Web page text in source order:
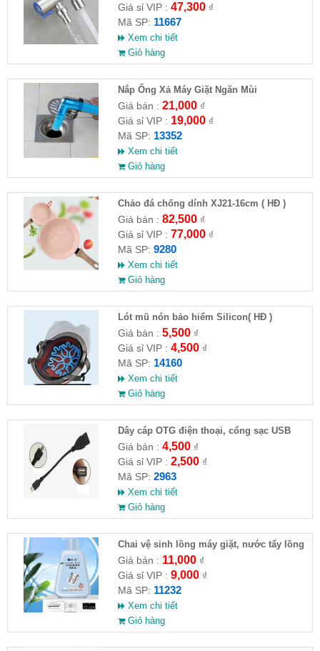
Giá sỉ VIP : 47,300₫
Mã SP: 11667
Xem chi tiết
Giỏ hàng
Nắp Ống Xả Máy Giặt Ngăn Mùi
Giá bán : 21,000₫
Giá sỉ VIP : 19,000₫
Mã SP: 13352
Xem chi tiết
Giỏ hàng
Chảo đá chống dính XJ21-16cm ( HĐ )
Giá bán : 82,500₫
Giá sỉ VIP : 77,000₫
Mã SP: 9280
Xem chi tiết
Giỏ hàng
Lót mũ nón bảo hiểm Silicon( HĐ )
Giá bán : 5,500₫
Giá sỉ VIP : 4,500₫
Mã SP: 14160
Xem chi tiết
Giỏ hàng
Dây cáp OTG điện thoại, cổng sạc USB
Giá bán : 4,500₫
Giá sỉ VIP : 2,500₫
Mã SP: 2963
Xem chi tiết
Giỏ hàng
Chai vệ sinh lồng máy giặt, nước tẩy lồng
máy giặt CLEANING FLUID
Giá bán : 11,000₫
Giá sỉ VIP : 9,000₫
Mã SP: 11232
Xem chi tiết
Giỏ hàng